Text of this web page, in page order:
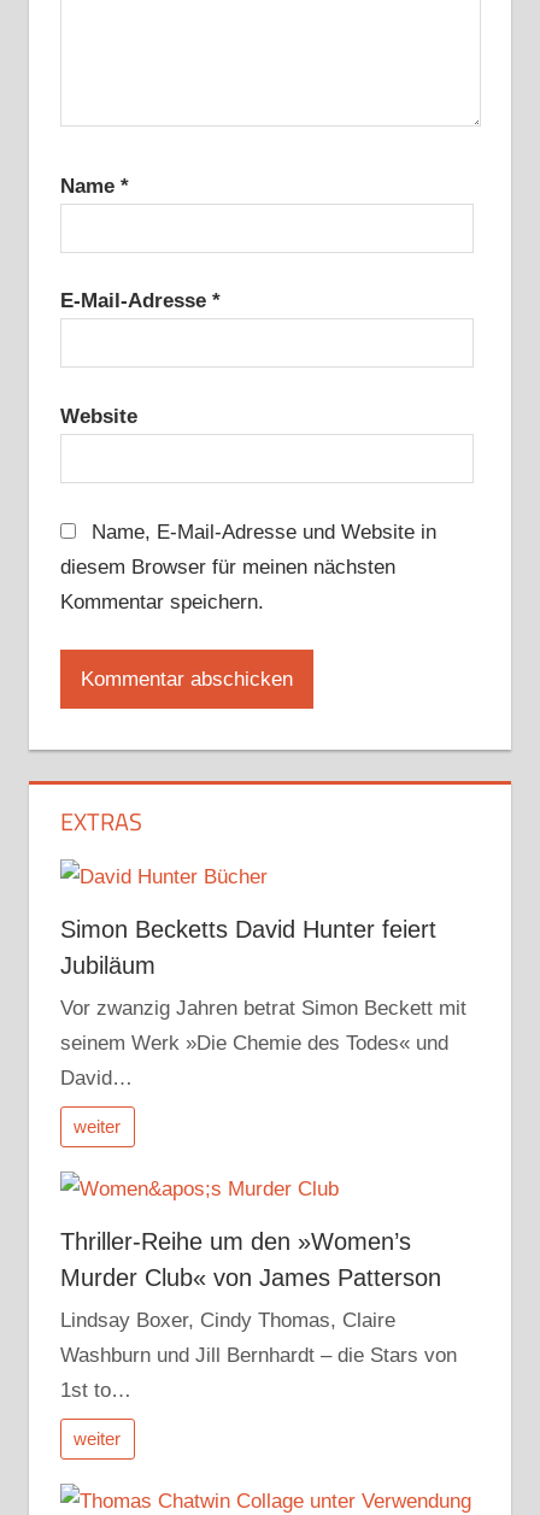
Name *
E-Mail-Adresse *
Website
Name, E-Mail-Adresse und Website in
diesem Browser für meinen nächsten
Kommentar speichern.
EXTRAS
Simon Becketts David Hunter feiert
Jubiläum
Vor zwanzig Jahren betrat Simon Beckett mit
seinem Werk »Die Chemie des Todes« und
David…
weiter
Thriller-Reihe um den »Women’s
Murder Club« von James Patterson
Lindsay Boxer, Cindy Thomas, Claire
Washburn und Jill Bernhardt – die Stars von
1st to…
weiter